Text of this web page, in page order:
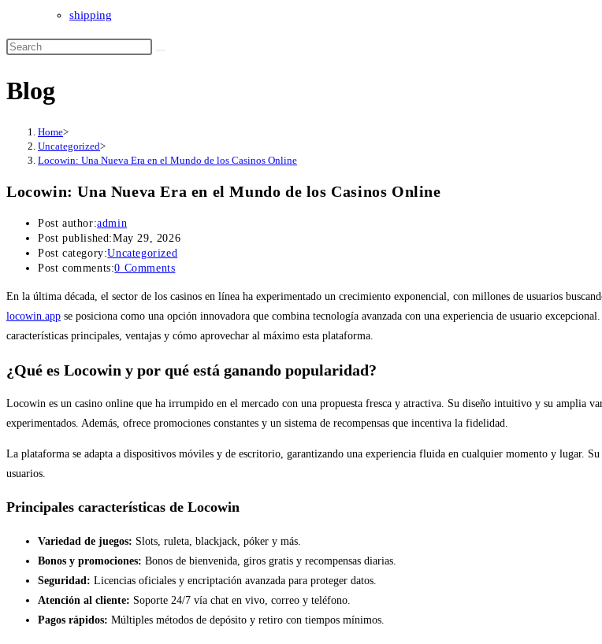
shipping
Blog
Home>
Uncategorized>
Locowin: Una Nueva Era en el Mundo de los Casinos Online
Locowin: Una Nueva Era en el Mundo de los Casinos Online
Post author:admin
Post published:May 29, 2026
Post category:Uncategorized
Post comments:0 Comments
En la última década, el sector de los casinos en línea ha experimentado un crecimiento exponencial, con millones de usuarios
locowin.app se posiciona como una opción innovadora que combina tecnología avanzada con una experiencia de usuario
características principales, ventajas y cómo aprovechar al máximo esta plataforma.
¿Qué es Locowin y por qué está ganando popularidad?
Locowin es un casino online que ha irrumpido en el mercado con una propuesta fresca y atractiva. Su diseño intuitivo y su amplia
experimentados. Además, ofrece promociones constantes y un sistema de recompensas que incentiva la fidelidad.
La plataforma se adapta a dispositivos móviles y de escritorio, garantizando una experiencia fluida en cualquier momento y lugar.
usuarios.
Principales características de Locowin
Variedad de juegos: Slots, ruleta, blackjack, póker y más.
Bonos y promociones: Bonos de bienvenida, giros gratis y recompensas diarias.
Seguridad: Licencias oficiales y encriptación avanzada para proteger datos.
Atención al cliente: Soporte 24/7 vía chat en vivo, correo y teléfono.
Pagos rápidos: Múltiples métodos de depósito y retiro con tiempos mínimos.